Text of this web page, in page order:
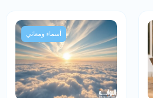
أسماء ومعاني